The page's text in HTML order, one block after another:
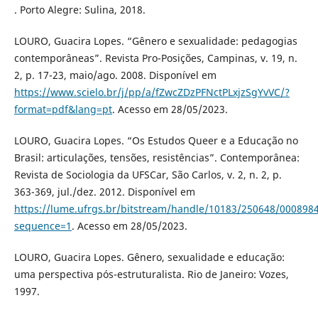
. Porto Alegre: Sulina, 2018.
LOURO, Guacira Lopes. “Gênero e sexualidade: pedagogias
contemporâneas”. Revista Pro-Posições, Campinas, v. 19, n.
2, p. 17-23, maio/ago. 2008. Disponível em
https://www.scielo.br/j/pp/a/fZwcZDzPFNctPLxjzSgYvVC/?
format=pdf&lang=pt. Acesso em 28/05/2023.
LOURO, Guacira Lopes. “Os Estudos Queer e a Educação no
Brasil: articulações, tensões, resistências”. Contemporânea:
Revista de Sociologia da UFSCar, São Carlos, v. 2, n. 2, p.
363-369, jul./dez. 2012. Disponível em
https://lume.ufrgs.br/bitstream/handle/10183/250648/
sequence=1 . Acesso em 28/05/2023.
LOURO, Guacira Lopes. Gênero, sexualidade e educação:
uma perspectiva pós-estruturalista. Rio de Janeiro: Vozes,
1997.